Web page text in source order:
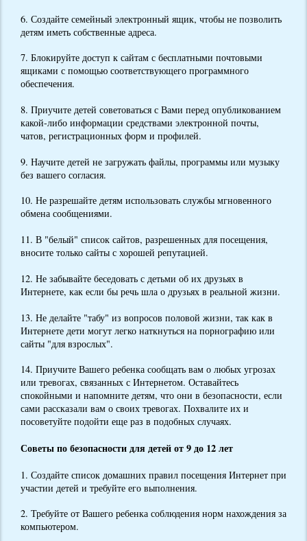
6. Создайте семейный электронный ящик, чтобы не позволить
детям иметь собственные адреса.
7. Блокируйте доступ к сайтам с бесплатными почтовыми
ящиками с помощью соответствующего программного
обеспечения.
8. Приучите детей советоваться с Вами перед опубликованием
какой-либо информации средствами электронной почты,
чатов, регистрационных форм и профилей.
9. Научите детей не загружать файлы, программы или музыку
без вашего согласия.
10. Не разрешайте детям использовать службы мгновенного
обмена сообщениями.
11. В "белый" список сайтов, разрешенных для посещения,
вносите только сайты с хорошей репутацией.
12. Не забывайте беседовать с детьми об их друзьях в
Интернете, как если бы речь шла о друзьях в реальной жизни.
13. Не делайте "табу" из вопросов половой жизни, так как в
Интернете дети могут легко наткнуться на порнографию или
сайты "для взрослых".
14. Приучите Вашего ребенка сообщать вам о любых угрозах
или тревогах, связанных с Интернетом. Оставайтесь
спокойными и напомните детям, что они в безопасности, если
сами рассказали вам о своих тревогах. Похвалите их и
посоветуйте подойти еще раз в подобных случаях.
Советы по безопасности для детей от 9 до 12 лет
1. Создайте список домашних правил посещения Интернет при
участии детей и требуйте его выполнения.
2. Требуйте от Вашего ребенка соблюдения норм нахождения за
компьютером.